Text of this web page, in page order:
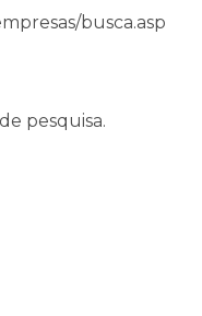
busca.asp
pesquisa.